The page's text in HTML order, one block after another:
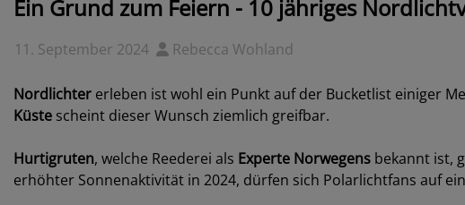
Ein Grund zum Feiern - 10 jähriges
11. September 2024 Rebecca Wohland
Nordlichter erleben ist wohl ein Punkt auf der Bucketlist einiger
Küste scheint dieser Wunsch ziemlich greifbar.
Hurtigruten, welche Reederei als Experte Norwegens bekannt ist,
erhöhter Sonnenaktivität in 2024, dürfen sich Polarlichtfans auf